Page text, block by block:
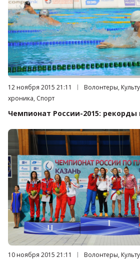
Дата публикации:
12 ноября 2015 21:11 Категория:
Волонтеры,
хроника, Спорт
Чемпионат России-2015:
Дата публикации:
10 ноября 2015 21:11 Категория:
Волонтеры,